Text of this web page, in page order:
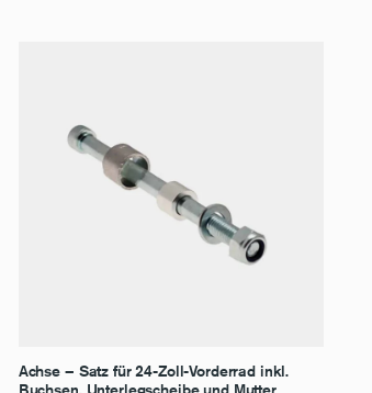
Achse – Satz für 24-Zoll-Vorderrad inkl.